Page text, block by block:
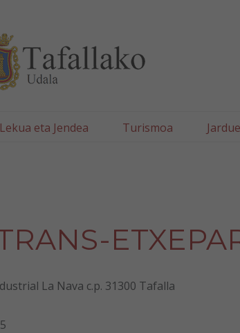
Lekua eta Jendea Turismoa
La Nava c.p. 31300 Tafalla